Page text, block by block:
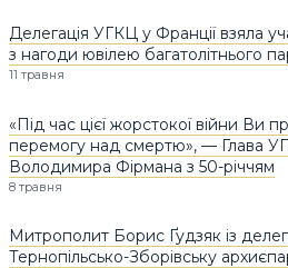
Делегація УГКЦ у Франції взяла
з нагоди ювілею багатолітнього
11 травня
«Під час цієї жорстокої війни Ви
перемогу над смертю», — Глава
Володимира Фірмана з 50-річчям
8 травня
Митрополит Борис Ґудзяк із
Тернопільсько-Зборівську